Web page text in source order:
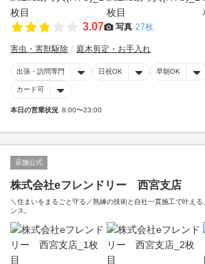
3.07 写真 27枚
害虫・害獣駆除 庭木剪定・お手入れ
出張・訪問専門 日祝OK 早朝OK
カード可
本日の営業状況 8:00〜23:00
店舗公式
株式会社eフレンドリー 西宮支店
＼住まいをまるごと守る／熟練の技術と自社一貫施工で叶え
ンス。